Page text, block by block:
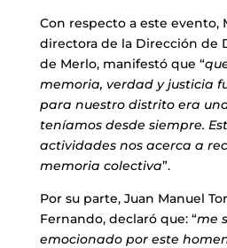
Con respecto a este evento,
directora de la Dirección de
de Merlo, manifestó que “
memoria, verdad y justicia
para nuestro distrito era
teníamos desde siempre.
actividades nos acerca a
memoria colectiva”.
Por su parte, Juan Manuel
Fernando, declaró que: “me
emocionado por este